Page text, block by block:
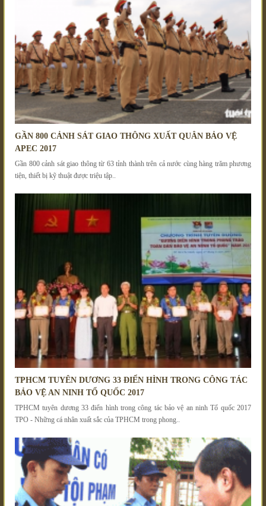
GẦN 800 CẢNH SÁT GIAO THÔNG XUẤT QUÂN BẢO VỆ
APEC 2017
Gần 800 cảnh sát giao thông từ 63 tỉnh thành trên cả nước cùng hàng trăm phương
tiện, thiết bị kỹ thuật được triệu tập..
TPHCM TUYÊN DƯƠNG 33 ĐIỂN HÌNH TRONG CÔNG TÁC
BẢO VỆ AN NINH TỔ QUỐC 2017
TPHCM tuyên dương 33 điển hình trong công tác bảo vệ an ninh Tổ quốc 2017
TPO - Những cá nhân xuất sắc của TPHCM trong phong..